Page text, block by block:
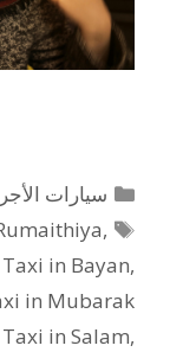
التصنيفات
سيارات
الوسوم,
Taxi in Bayan,
in Mubarak
Taxi in Salam,